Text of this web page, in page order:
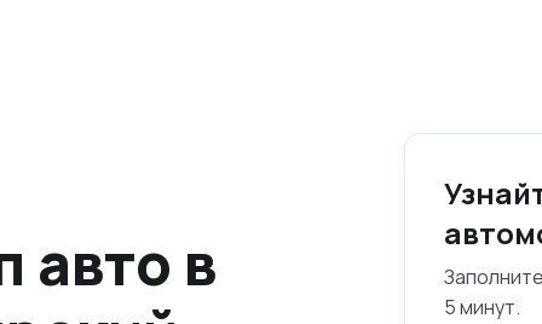
авто в
5 минут.